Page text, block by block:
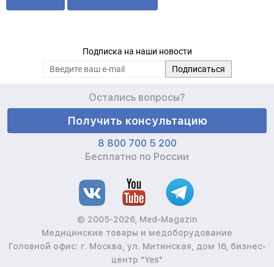
Подписка на наши новости
Остались вопросы?
Получить консультацию
8 800 700 5 200
Бесплатно по России
© 2005-2026, Med-Magazin
Медицинские товары и медоборудование
Головной офис: г. Москва, ул. Митинская, дом 16, бизнес-
центр "Yes"